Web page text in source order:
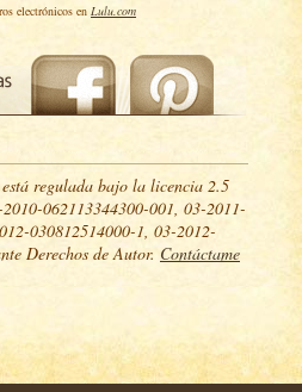
electrónicos en Lulu.com
regulada bajo la licencia 2.5
062113344300-001, 03-2011-
030812514000-1, 03-2012-
Derechos de Autor. Contáctame